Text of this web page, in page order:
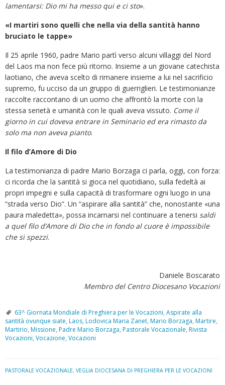
lamentarsi: Dio mi ha messo qui e ci sto».
«I martiri sono quelli che nella via della santità hanno
bruciato le tappe»
Il 25 aprile 1960, padre Mario partì verso alcuni villaggi del Nord
del Laos ma non fece più ritorno. Insieme a un giovane catechista
laotiano, che aveva scelto di rimanere insieme a lui nel sacrificio
supremo, fu ucciso da un gruppo di guerriglieri. Le testimonianze
raccolte raccontano di un uomo che affrontò la morte con la
stessa serietà e umanità con le quali aveva vissuto. Come il
giorno in cui doveva entrare in Seminario ed era rimasto da
solo ma non aveva pianto.
Il filo d’Amore di Dio
La testimonianza di padre Mario Borzaga ci parla, oggi, con forza:
ci ricorda che la santità si gioca nel quotidiano, sulla fedeltà ai
propri impegni e sulla capacità di trasformare ogni luogo in una
“strada verso Dio”. Un “aspirare alla santità” che, nonostante «una
paura maledetta», possa incarnarsi nel continuare a tenersi saldi
a quel filo d’Amore di Dio che in fondo al cuore è impossibile
che si spezzi.
Daniele Boscarato
Membro del Centro Diocesano Vocazioni
63^ Giornata Mondiale di Preghiera per le Vocazioni, Aspirate alla
santità ovunque siate, Laos, Lodovica Maria Zanet, Mario Borzaga, Martire,
Martirio, Missione, Padre Mario Borzaga, Pastorale Vocazionale, Rivista
Vocazioni, Vocazione, Vocazioni
PASTORALE VOCAZIONALE, VEGLIA DIOCESANA DI PREGHIERA PER LE VOCAZIONI